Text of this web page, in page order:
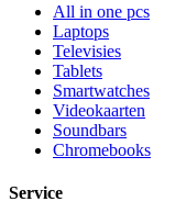
All in one pcs
Laptops
Televisies
Tablets
Smartwatches
Videokaarten
Soundbars
Chromebooks
Service